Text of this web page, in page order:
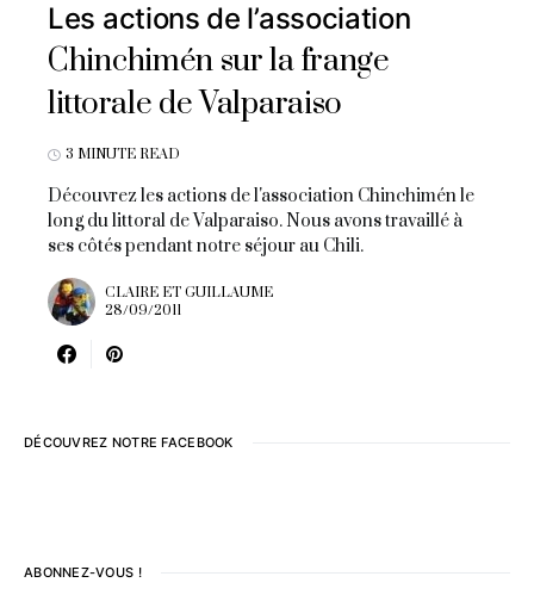
Les actions de l’association
Chinchimén sur la frange
littorale de Valparaiso
3 MINUTE READ
Découvrez les actions de l'association Chinchimén le
long du littoral de Valparaiso. Nous avons travaillé à
ses côtés pendant notre séjour au Chili.
CLAIRE ET GUILLAUME
28/09/2011
DÉCOUVREZ NOTRE FACEBOOK
ABONNEZ-VOUS !